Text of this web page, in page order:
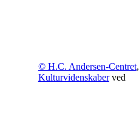
© H.C. Andersen-Centret,
Kulturvidenskaberved